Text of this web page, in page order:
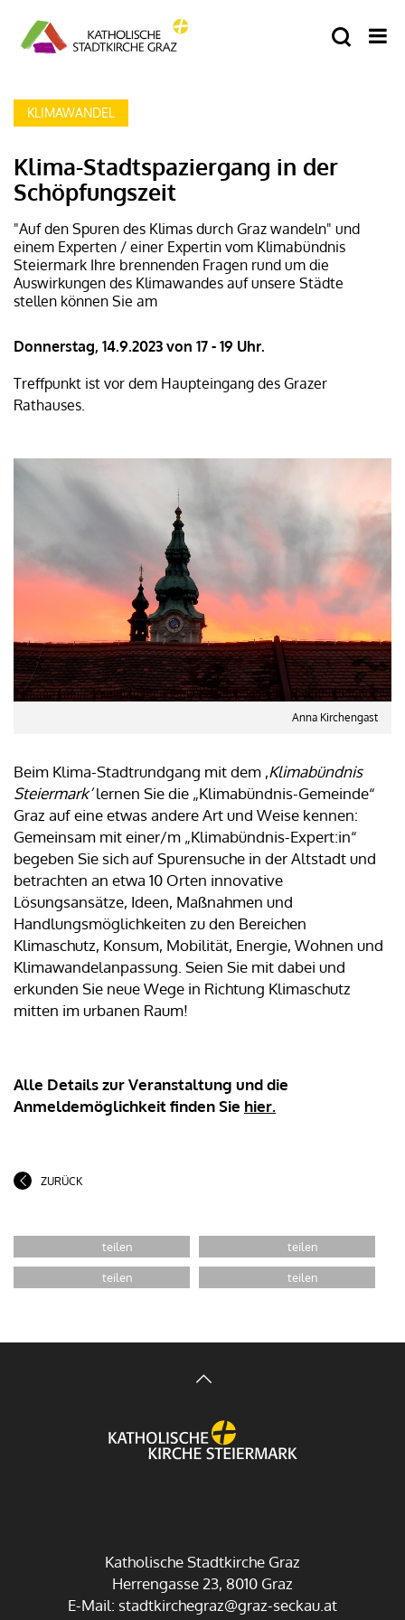
KLIMAWANDEL
Klima-Stadtspaziergang in der
Schöpfungszeit
"Auf den Spuren des Klimas durch Graz wandeln" und
einem Experten / einer Expertin vom Klimabündnis
Steiermark Ihre brennenden Fragen rund um die
Auswirkungen des Klimawandes auf unsere Städte
stellen können Sie am
Donnerstag, 14.9.2023 von 17 - 19 Uhr.
Treffpunkt ist vor dem Haupteingang des Grazer
Rathauses.
Anna Kirchengast
Beim Klima-Stadtrundgang mit dem ,Klimabündnis
Steiermark‘lernen Sie die „Klimabündnis-Gemeinde“
Graz auf eine etwas andere Art und Weise kennen:
Gemeinsam mit einer/m „Klimabündnis-Expert:in“
begeben Sie sich auf Spurensuche in der Altstadt und
betrachten an etwa 10 Orten innovative
Lösungsansätze, Ideen, Maßnahmen und
Handlungsmöglichkeiten zu den Bereichen
Klimaschutz, Konsum, Mobilität, Energie, Wohnen und
Klimawandelanpassung. Seien Sie mit dabei und
erkunden Sie neue Wege in Richtung Klimaschutz
mitten im urbanen Raum!
Alle Details zur Veranstaltung und die
Anmeldemöglichkeit finden Sie hier.
ZURÜCK
Katholische Stadtkirche Graz
Herrengasse 23, 8010 Graz
E-Mail: stadtkirchegraz@graz-seckau.at